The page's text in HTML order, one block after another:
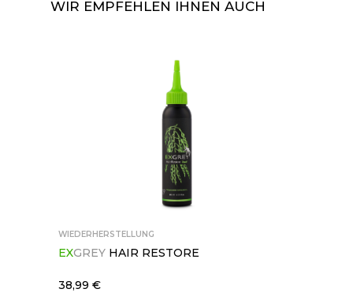
WIR EMPFEHLEN IHNEN AUCH
EXGREY HAIR RESTORE
38,99 €
WIEDERHERSTELLUNG